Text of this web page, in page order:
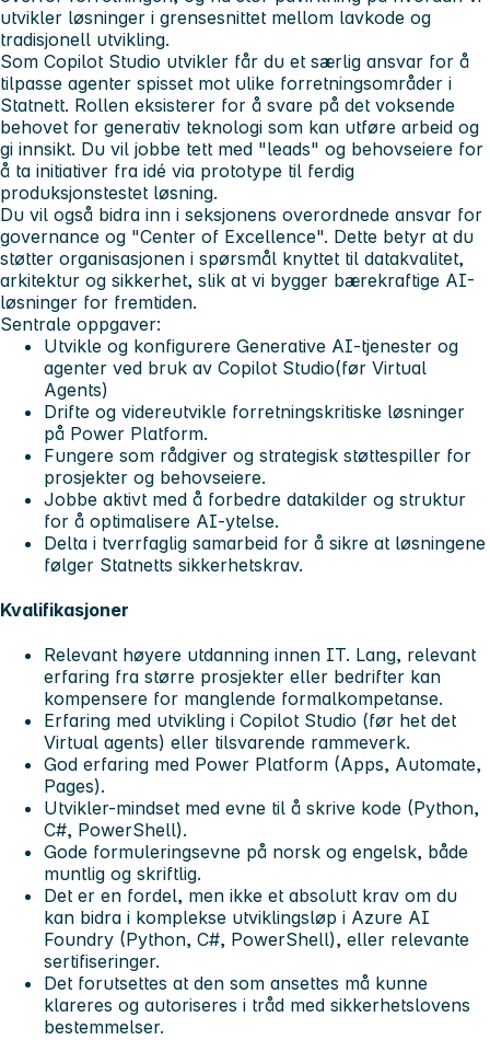
utvikler løsninger i grensesnittet mellom lavkode og
tradisjonell utvikling.
Som Copilot Studio utvikler får du et særlig ansvar for å
tilpasse agenter spisset mot ulike forretningsområder i
Statnett. Rollen eksisterer for å svare på det voksende
behovet for generativ teknologi som kan utføre arbeid og
gi innsikt. Du vil jobbe tett med "leads" og behovseiere for
å ta initiativer fra idé via prototype til ferdig
produksjonstestet løsning.
Du vil også bidra inn i seksjonens overordnede ansvar for
governance og "Center of Excellence". Dette betyr at du
støtter organisasjonen i spørsmål knyttet til datakvalitet,
arkitektur og sikkerhet, slik at vi bygger bærekraftige AI-
løsninger for fremtiden.
Sentrale oppgaver:
Utvikle og konfigurere Generative AI-tjenester og
agenter ved bruk av Copilot Studio(før Virtual
Agents)
Drifte og videreutvikle forretningskritiske løsninger
på Power Platform.
Fungere som rådgiver og strategisk støttespiller for
prosjekter og behovseiere.
Jobbe aktivt med å forbedre datakilder og struktur
for å optimalisere AI-ytelse.
Delta i tverrfaglig samarbeid for å sikre at løsningene
følger Statnetts sikkerhetskrav.
Kvalifikasjoner
Relevant høyere utdanning innen IT. Lang, relevant
erfaring fra større prosjekter eller bedrifter kan
kompensere for manglende formalkompetanse.
Erfaring med utvikling i Copilot Studio (før het det
Virtual agents) eller tilsvarende rammeverk.
God erfaring med Power Platform (Apps, Automate,
Pages).
Utvikler-mindset med evne til å skrive kode (Python,
C#, PowerShell).
Gode formuleringsevne på norsk og engelsk, både
muntlig og skriftlig.
Det er en fordel, men ikke et absolutt krav om du
kan bidra i komplekse utviklingsløp i Azure AI
Foundry (Python, C#, PowerShell), eller relevante
sertifiseringer.
Det forutsettes at den som ansettes må kunne
klareres og autoriseres i tråd med sikkerhetslovens
bestemmelser.